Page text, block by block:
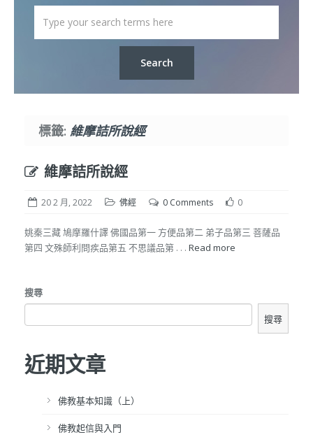
標籤: 維摩詰所說經
維摩詰所說經
20 2 月, 2022 佛經 0 Comments 0
姚秦三藏 鳩摩羅什譯 佛國品第一 方便品第二 弟子品第三 菩薩品
第四 文殊師利問疾品第五 不思議品第 . . . Read more
搜尋
搜尋
近期文章
佛教基本知識（上）
佛教起信與入門